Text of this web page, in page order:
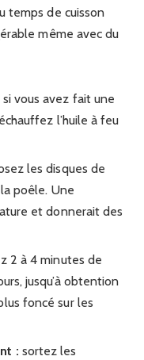
temps de cuisson
même avec du
si vous avez fait une
l’huile à feu
les disques de
poêle. Une
et donnerait des
2 à 4 minutes de
jusqu’à obtention
foncé sur les
: sortez les